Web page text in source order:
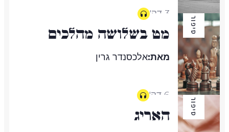
3 דק'
סיפור מט בשלושה מהלכים
מאת:אלכסנדר גרין
6 דק'
סיפור האריג